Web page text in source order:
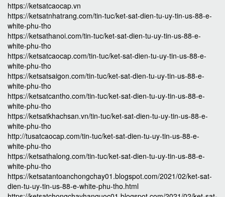
https://ketsatcaocap.vn
https://ketsatnhatrang.com/tin-tuc/ket-sat-dien-tu-uy-tin-us-88-e-
white-phu-tho
https://ketsathanoi.com/tin-tuc/ket-sat-dien-tu-uy-tin-us-88-e-
white-phu-tho
https://ketsatcaocap.com/tin-tuc/ket-sat-dien-tu-uy-tin-us-88-e-
white-phu-tho
https://ketsatsaigon.com/tin-tuc/ket-sat-dien-tu-uy-tin-us-88-e-
white-phu-tho
https://ketsatcantho.com/tin-tuc/ket-sat-dien-tu-uy-tin-us-88-e-
white-phu-tho
https://ketsatkhachsan.vn/tin-tuc/ket-sat-dien-tu-uy-tin-us-88-e-
white-phu-tho
http://tusatcaocap.com/tin-tuc/ket-sat-dien-tu-uy-tin-us-88-e-
white-phu-tho
https://ketsathalong.com/tin-tuc/ket-sat-dien-tu-uy-tin-us-88-e-
white-phu-tho
https://ketsatantoanchongchay01.blogspot.com/2021/02/ket-sat-
dien-tu-uy-tin-us-88-e-white-phu-tho.html